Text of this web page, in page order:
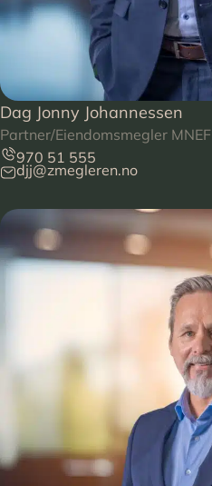
Dag Jonny Johannessen
Partner/Eiendomsmegler MNEF
970 51 555
djj@zmegleren.no